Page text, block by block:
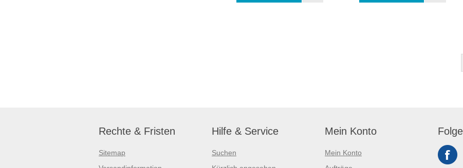
Rechte & Fristen
Sitemap
Hilfe & Service
Suchen
Mein Konto
Mein Konto